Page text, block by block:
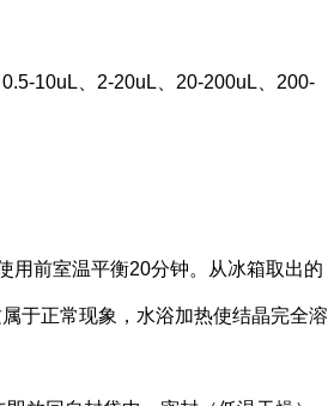
0.5-10uL、2-20uL、20-200uL、200-
用前室温平衡20分钟。从冰箱取出的
于正常现象，水浴加热使结晶完全溶